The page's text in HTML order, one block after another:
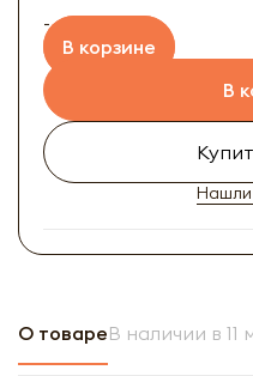
-
В корзине
В
О товареВ наличии в 11